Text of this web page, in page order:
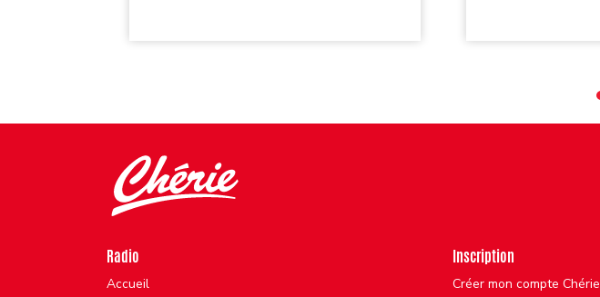
Radio
Accueil
Inscription
Créer mon compte Chérie